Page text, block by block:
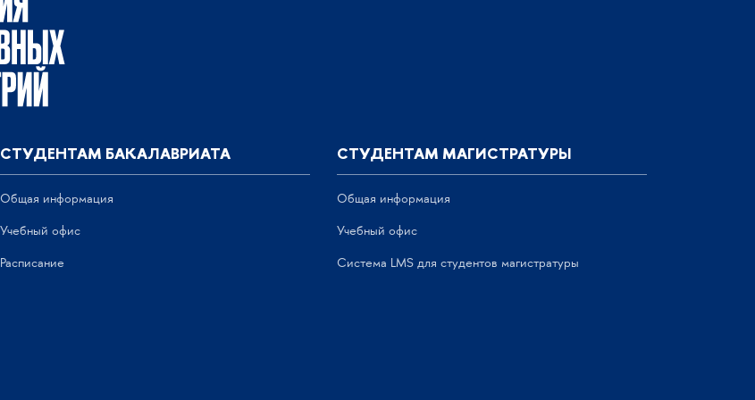
СТУДЕНТАМ БАКАЛАВРИАТА
Общая информация
Учебный офис
Расписание
СТУДЕНТАМ МАГИСТРАТУРЫ
Общая информация
Учебный офис
Система LMS для студентов магистратуры